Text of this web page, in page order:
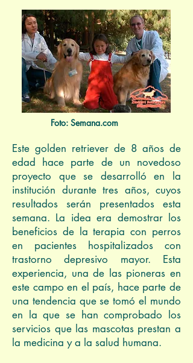
Foto: Semana.com
Este golden retriever de 8 años de
edad hace parte de un novedoso
proyecto que se desarrolló en la
institución durante tres años, cuyos
resultados serán presentados esta
semana. La idea era demostrar los
beneficios de la terapia con perros
en pacientes hospitalizados con
trastorno depresivo mayor. Esta
experiencia, una de las pioneras en
este campo en el país, hace parte de
una tendencia que se tomó el mundo
en la que se han comprobado los
servicios que las mascotas prestan a
la medicina y a la salud humana.